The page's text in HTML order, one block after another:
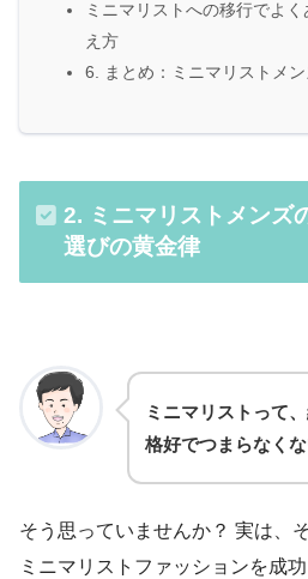
ミニマリストへの移行でよ
え方
6. まとめ：ミニマリストメン
2. ミニマリストメンズ
選びの黄金律
ミニマリストって
格好でつまらなくな
そう思っていませんか？ 実は、
ミニマリストファッションを成